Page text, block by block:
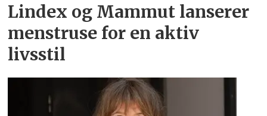
Lindex og Mammut lanserer
menstruse for en aktiv
livsstil